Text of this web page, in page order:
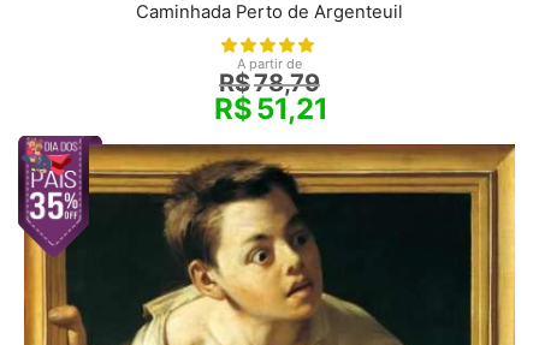
Caminhada Perto de Argenteuil
A partir de
R$78,79
R$51,21